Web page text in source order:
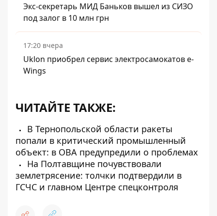
Экс-секретарь МИД Баньков вышел из СИЗО
под залог в 10 млн грн
17:20 вчера
Uklon приобрел сервис электросамокатов e-
Wings
ЧИТАЙТЕ ТАКЖЕ:
В Тернопольской области ракеты
попали в критический промышленный
объект: в ОВА предупредили о проблемах
На Полтавщине почувствовали
землетрясение: толчки подтвердили в
ГСЧС и главном Центре спецконтроля